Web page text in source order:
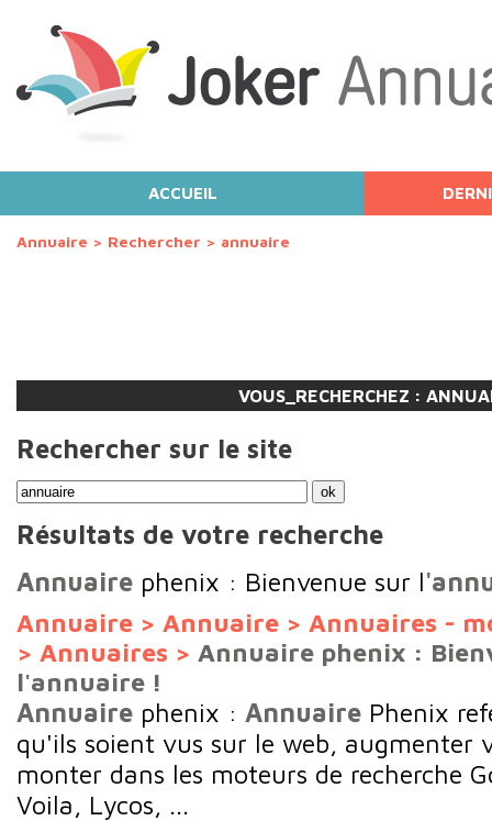
VOUS_RECHERCHEZ :
ACCUEIL
Annuaire > Rechercher > annuaire
Rechercher sur le site
Résultats de votre recherche
Annuaire phenix : Bienvenue sur l
Annuaire > Annuaire > Annuaires -
> Annuaires > Annuaire phenix :
l'annuaire !
Annuaire phenix : Annuaire Phenix
qu'ils soient vus sur le web, augmenter
monter dans les moteurs de recherche
Voila, Lycos, ...